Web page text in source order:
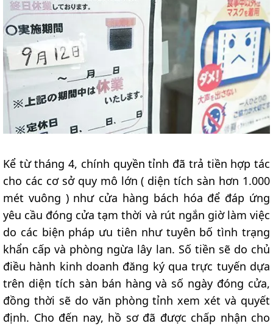
Kể từ tháng 4, chính quyền tỉnh đã trả tiền hợp tác
cho các cơ sở quy mô lớn ( diện tích sàn hơn 1.000
mét vuông ) như cửa hàng bách hóa để đáp ứng
yêu cầu đóng cửa tạm thời và rút ngắn giờ làm việc
do các biện pháp ưu tiên như tuyên bố tình trạng
khẩn cấp và phòng ngừa lây lan. Số tiền sẽ do chủ
điều hành kinh doanh đăng ký qua trực tuyến dựa
trên diện tích sàn bán hàng và số ngày đóng cửa,
đồng thời sẽ do văn phòng tỉnh xem xét và quyết
định. Cho đến nay, hồ sơ đã được chấp nhận cho